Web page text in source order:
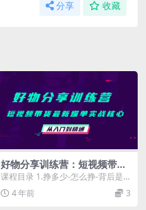
分享 收藏
好物分享训练营：短视频带货
最新爆单实战核心，从入门到
精通
课程目录 1.挣多少-怎么挣-背后是
什么逻辑（2022-08-21 14：26：...
4 年前 3